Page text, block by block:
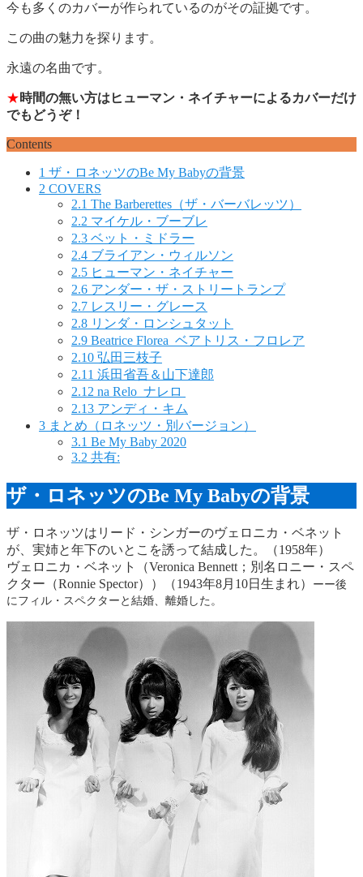
今も多くのカバーが作られているのがその証拠です。
この曲の魅力を探ります。
永遠の名曲です。
★時間の無い方はヒューマン・ネイチャーによるカバーだけ
でもどうぞ！
Contents
1 ザ・ロネッツのBe My Babyの背景
2 COVERS
2.1 The Barberettes（ザ・バーバレッツ）
2.2 マイケル・ブーブレ
2.3 ベット・ミドラー
2.4 ブライアン・ウィルソン
2.5 ヒューマン・ネイチャー
2.6 アンダー・ザ・ストリートランプ
2.7 レスリー・グレース
2.8 リンダ・ロンシュタット
2.9 Beatrice Florea ベアトリス・フロレア
2.10 弘田三枝子
2.11 浜田省吾＆山下達郎
2.12 na Relo ナレロ
2.13 アンディ・キム
3 まとめ（ロネッツ・別バージョン）
3.1 Be My Baby 2020
3.2 共有:
ザ・ロネッツのBe My Babyの背景
ザ・ロネッツはリード・シンガーのヴェロニカ・ベネット
が、実姉と年下のいとこを誘って結成した。（1958年）
ヴェロニカ・ベネット（Veronica Bennett；別名ロニー・スペ
クター（Ronnie Spector））（1943年8月10日生まれ）
ーー後
にフィル・スペクターと結婚、離婚した。